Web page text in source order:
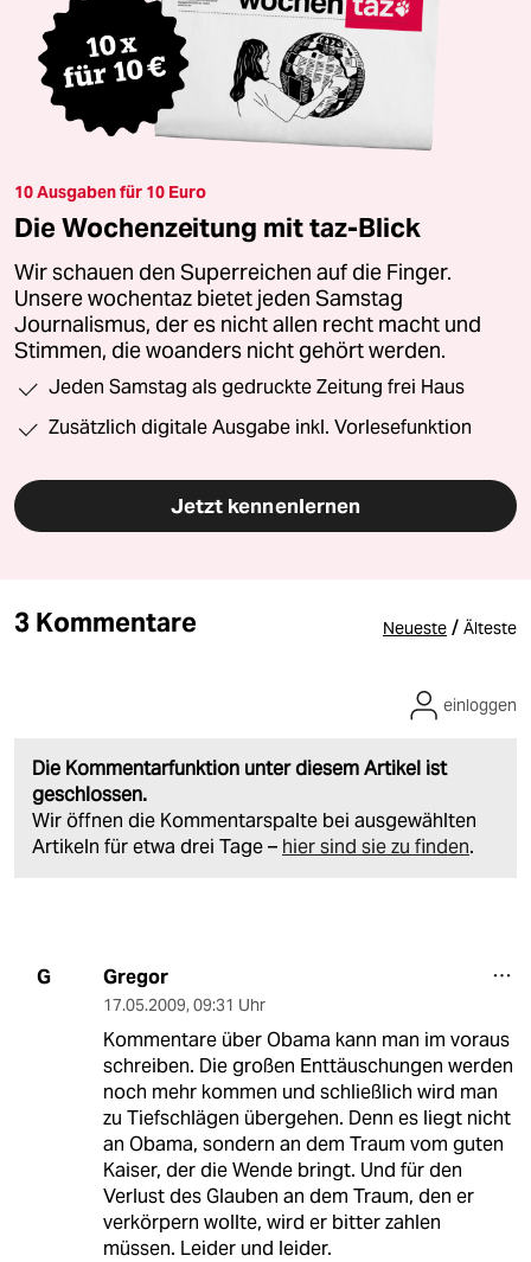
10 Ausgaben für 10 Euro
Die Wochenzeitung mit taz-Blick
Wir schauen den Superreichen auf die Finger.
Unsere wochentaz bietet jeden Samstag
Journalismus, der es nicht allen recht macht und
Stimmen, die woanders nicht gehört werden.
Jeden Samstag als gedruckte Zeitung frei Haus
Zusätzlich digitale Ausgabe inkl. Vorlesefunktion
Jetzt kennenlernen
3 Kommentare Neueste / Älteste
Die Kommentarfunktion unter diesem Artikel ist
geschlossen.
Wir öffnen die Kommentarspalte bei ausgewählten
Artikeln für etwa drei Tage – hier sind sie zu finden.
einloggen
G Gregor
17.05.2009, 09:31 Uhr
Kommentare über Obama kann man im voraus
schreiben. Die großen Enttäuschungen werden
noch mehr kommen und schließlich wird man
zu Tiefschlägen übergehen. Denn es liegt nicht
an Obama, sondern an dem Traum vom guten
Kaiser, der die Wende bringt. Und für den
Verlust des Glauben an dem Traum, den er
verkörpern wollte, wird er bitter zahlen
müssen. Leider und leider.